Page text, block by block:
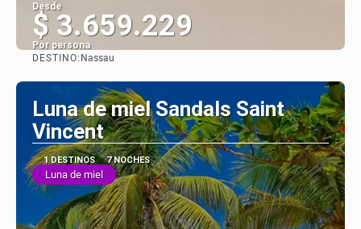
Desde
$ 3.659.229
Por persona
DESTINO: Nassau
Luna de miel Sandals Saint
Vincent
1 DESTINOS 7 NOCHES
Luna de miel